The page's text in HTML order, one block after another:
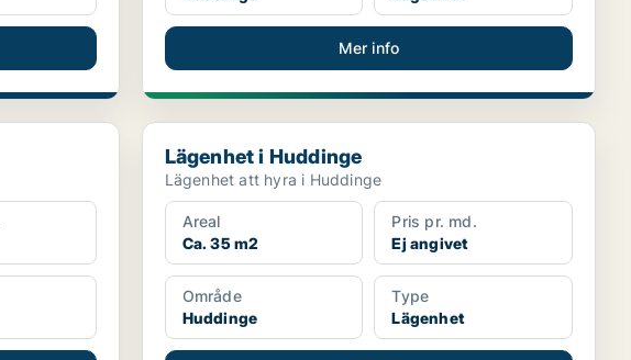
Mer info
Lägenhet i Huddinge
Lägenhet i Huddinge
Lägenhet att hyra i Huddinge
Areal
Ca. 35 m2
Pris pr. md.
Ej angivet
Område
Huddinge
Type
Lägenhet